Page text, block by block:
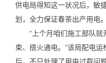
供电局得知这一状况后，敏
划，全力保证春茶出产用电。
“上个月咱们施工部队就
束、搭火通电。”该局配电